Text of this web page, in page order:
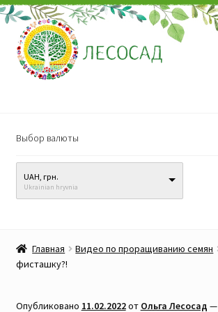
Перейти
к
навигации
Перейти
к
содержимому
Саженцы
Семена
Прайс-лист
Выбор валюты
UAH, грн.
Ukrainian hryvnia
Главная Видео по проращиванию семян
фисташку?!
Опубликовано 11.02.2022от Ольга Лесосад —